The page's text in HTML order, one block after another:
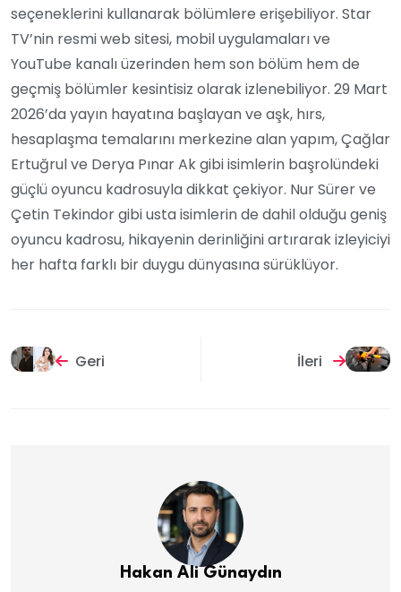
seçeneklerini kullanarak bölümlere erişebiliyor. Star
TV’nin resmi web sitesi, mobil uygulamaları ve
YouTube kanalı üzerinden hem son bölüm hem de
geçmiş bölümler kesintisiz olarak izlenebiliyor. 29 Mart
2026’da yayın hayatına başlayan ve aşk, hırs,
hesaplaşma temalarını merkezine alan yapım, Çağlar
Ertuğrul ve Derya Pınar Ak gibi isimlerin başrolündeki
güçlü oyuncu kadrosuyla dikkat çekiyor. Nur Sürer ve
Çetin Tekindor gibi usta isimlerin de dahil olduğu geniş
oyuncu kadrosu, hikayenin derinliğini artırarak izleyiciyi
her hafta farklı bir duygu dünyasına sürüklüyor.
Geri İleri
Hakan Ali Günaydın